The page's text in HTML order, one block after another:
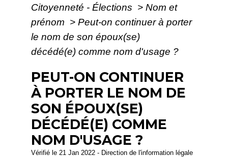
Citoyenneté - Élections > Nom et
prénom > Peut-on continuer à porter
le nom de son époux(se)
décédé(e) comme nom d'usage ?
PEUT-ON CONTINUER
À PORTER LE NOM DE
SON ÉPOUX(SE)
DÉCÉDÉ(E) COMME
NOM D'USAGE ?
Vérifié le 21 Jan 2022 - Direction de l'information légale